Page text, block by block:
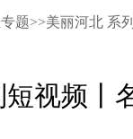
题>>美丽河北 系
短视频